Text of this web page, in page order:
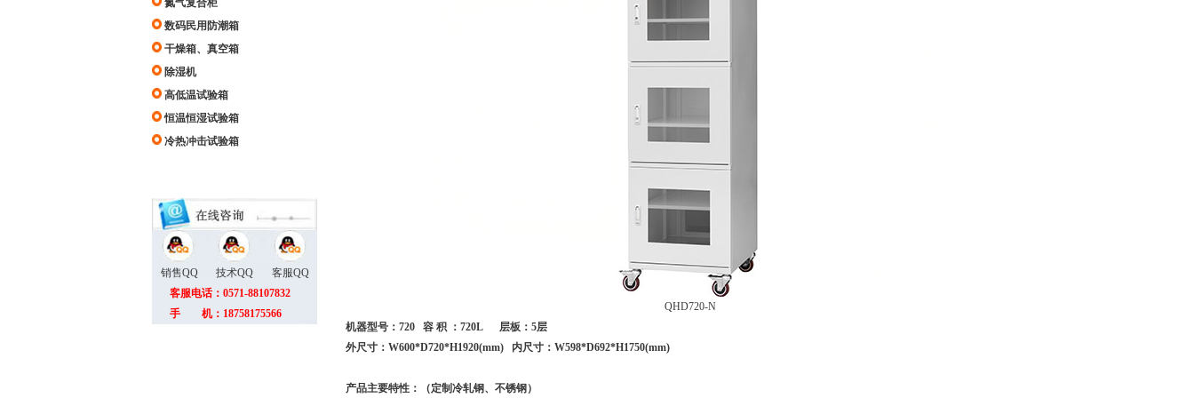
氮气复合柜
数码民用防潮箱
干燥箱、真空箱
除湿机
高低温试验箱
恒温恒湿试验箱
冷热冲击试验箱
销售QQ 技术QQ
客服QQ
客服电话：0571-88107832
手 机：18758175566
QHD720-N
机器型号：720 容 积 ：720L 层板：5层
外尺寸：W600*D720*H1920(mm) 内尺寸：W598*D692*H1750(mm)
产品主要特性：（定制冷轧钢、不锈钢）